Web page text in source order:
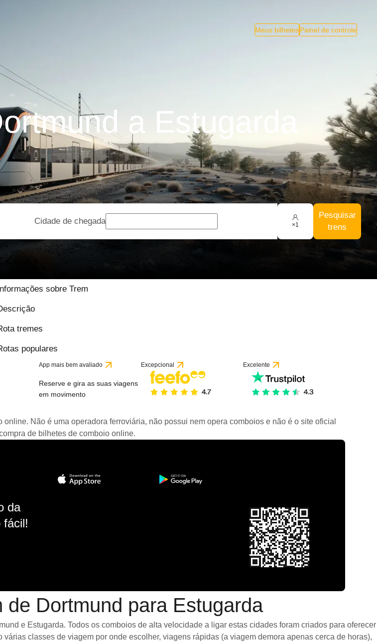
Meus bilhetesPainel de controle
a Estugarda
Cidade de chegada ×1
Pesquisar
trens
sobre Trem
tremes
populares
App mais bem avaliado
Reserve e gira as suas viagens
em movimento
Excepcional Excelente
Não é uma operadora ferroviária, não possui nem opera comboios e não é o site oficial
de bilhetes de comboio online.
da
fácil!
de Dortmund para Estugarda
e Estugarda. Todos os comboios de alta velocidade a ligar estas cidades foram criados para oferecer
classes de viagem por onde escolher, viagens rápidas (a viagem demora apenas cerca de horas),
/ 10 baseado em 1 avaliação